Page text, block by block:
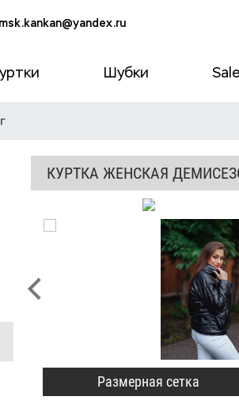
msk.kankan@yandex.ru
Шубки Sale
КУРТКА ЖЕНСКАЯ
Размерная сетка